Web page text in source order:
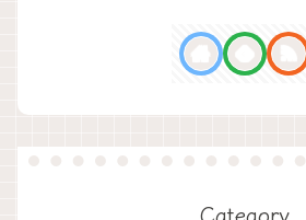
Category